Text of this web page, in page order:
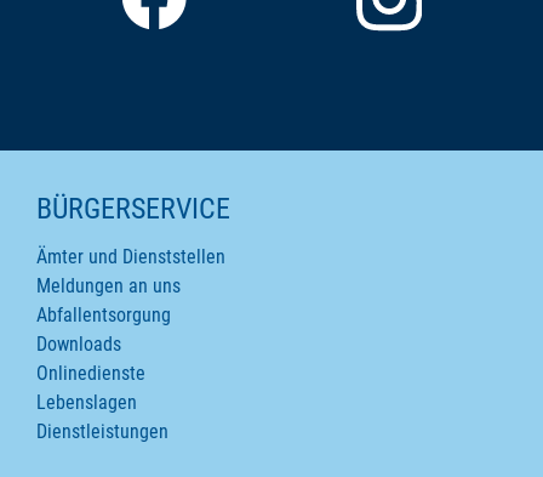
SEITENINHALTE
BÜRGERSERVICE
Ämter und Dienststellen
Meldungen an uns
Abfallentsorgung
Downloads
Onlinedienste
Lebenslagen
Dienstleistungen